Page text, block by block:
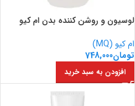
لوسیون و روشن کننده بدن ام کیو
ام کیو (MQ)
تومان748,000
افزودن به سبد خرید